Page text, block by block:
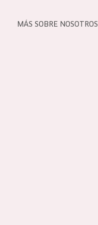
MÁS SOBRE NOSOTROS